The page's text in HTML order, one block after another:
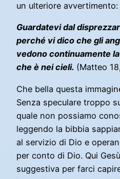
un ulteriore avvertimento:
Guardatevi dal
perché vi dico che gli
vedono continuamente
che è nei cieli. (Matteo
Che bella questa
Senza speculare troppo
quale non possiamo
leggendo la bibbia
al servizio di Dio e
per conto di Dio. Qui
suggestiva per farci